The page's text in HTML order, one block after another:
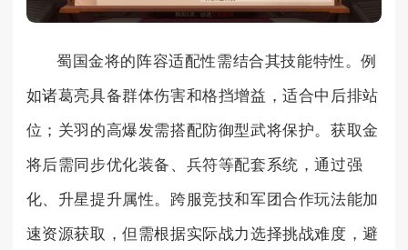
蜀国金将的阵容适配性需结合其技能特性。例
如诸葛亮具备群体伤害和格挡增益，适合中后排站
位；关羽的高爆发需搭配防御型武将保护。获取金
将后需同步优化装备、兵符等配套系统，通过强
化、升星提升属性。跨服竞技和军团合作玩法能加
速资源获取，但需根据实际战力选择挑战难度，避